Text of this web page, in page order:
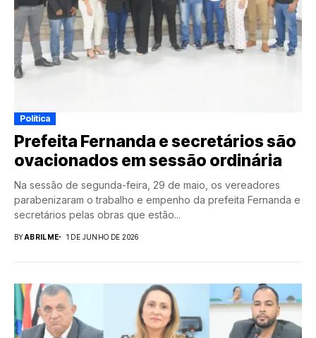
Política
Prefeita Fernanda e secretários são
ovacionados em sessão ordinária
Na sessão de segunda-feira, 29 de maio, os vereadores
parabenizaram o trabalho e empenho da prefeita Fernanda e
secretários pelas obras que estão...
BYABRILME 1 DE JUNHO DE 2026